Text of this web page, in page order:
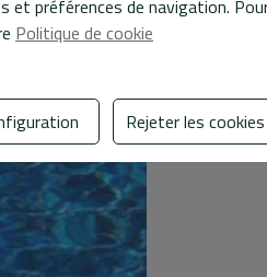
et préférences de navigation.
Politique de cookie
Rejeter les cookies